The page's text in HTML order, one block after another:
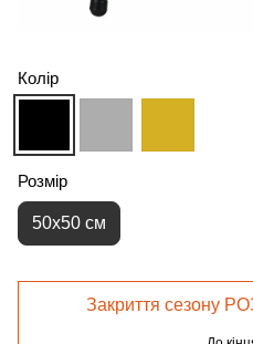
Колір
Розмір
50х50 см
Закриття сезону